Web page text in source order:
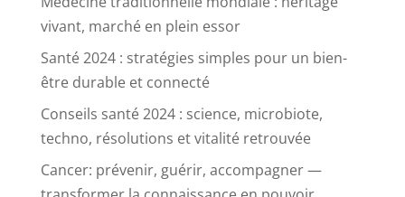
vivant, marché en plein essor
Santé 2024 : stratégies simples pour un bien-
être durable et connecté
Conseils santé 2024 : science, microbiote,
techno, résolutions et vitalité retrouvée
Cancer: prévenir, guérir, accompagner —